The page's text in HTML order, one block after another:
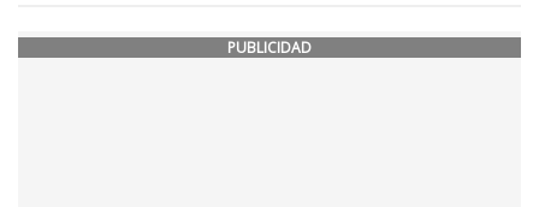
PUBLICIDAD